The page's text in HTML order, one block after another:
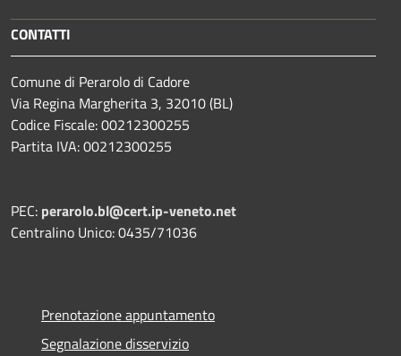
CONTATTI
Comune di Perarolo di Cadore
Via Regina Margherita 3, 32010 (BL)
Codice Fiscale: 00212300255
Partita IVA: 00212300255
PEC: perarolo.bl@cert.ip-veneto.net
Centralino Unico: 0435/71036
Prenotazione appuntamento
Segnalazione disservizio